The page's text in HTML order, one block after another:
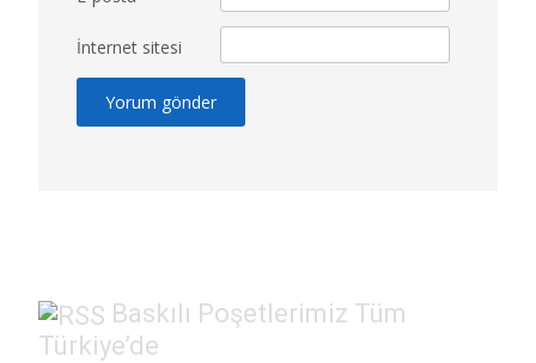
İnternet sitesi
Baskılı Poşetlerimiz Tüm
Türkiye’de